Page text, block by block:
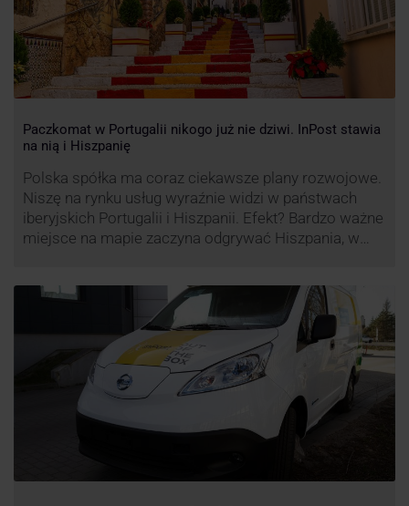
Paczkomat w Portugalii nikogo już nie dziwi. InPost stawia
na nią i Hiszpanię
Polska spółka ma coraz ciekawsze plany rozwojowe.
Niszę na rynku usług wyraźnie widzi w państwach
iberyjskich Portugalii i Hiszpanii. Efekt? Bardzo ważne
miejsce na mapie zaczyna odgrywać Hiszpania, w